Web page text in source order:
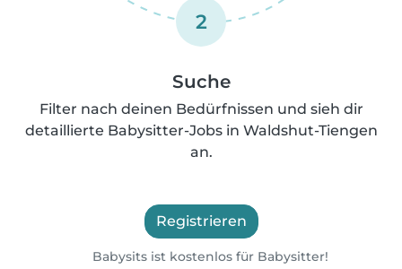
2
Suche
Filter nach deinen Bedürfnissen und sieh dir
detaillierte Babysitter-Jobs in Waldshut-Tiengen
an.
Registrieren
Babysits ist kostenlos für Babysitter!